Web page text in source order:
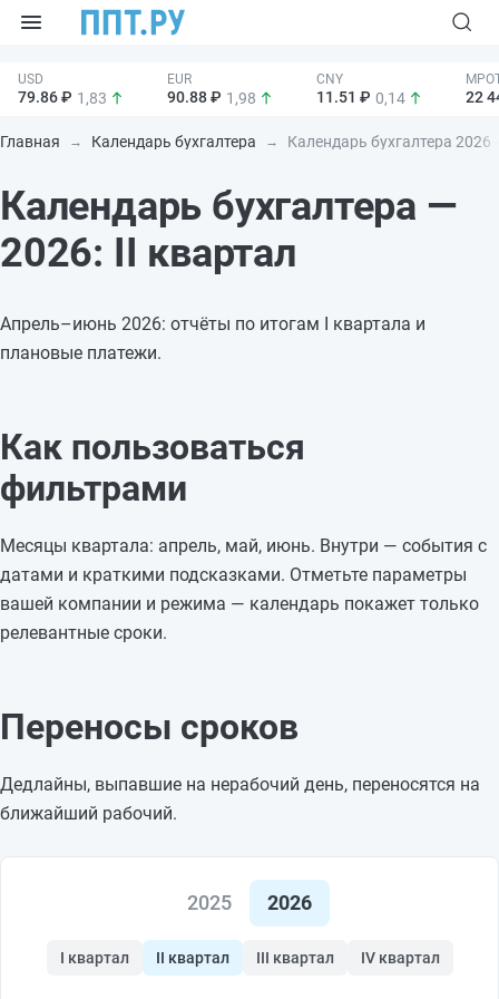
79.86 ₽ 1,83 90.88 ₽ 1,98 11.51 ₽ 0,14 22
Главная Календарь бухгалтера Календарь бухгалтера
Календарь бухгалтера —
2026: II квартал
Апрель–июнь 2026: отчёты по итогам I квартала и
плановые платежи.
Как пользоваться
фильтрами
Месяцы квартала: апрель, май, июнь. Внутри — события с
датами и краткими подсказками. Отметьте параметры
вашей компании и режима — календарь покажет только
релевантные сроки.
Переносы сроков
Дедлайны, выпавшие на нерабочий день, переносятся на
ближайший рабочий.
2025 2026
I квартал II квартал III квартал IV квартал